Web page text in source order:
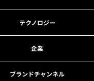
テクノロジー
企業
ブランドチャンネル